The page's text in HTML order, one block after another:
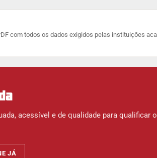
com todos os dados exigidos pelas instituições
acessível e de qualidade para qualificar
JÁ